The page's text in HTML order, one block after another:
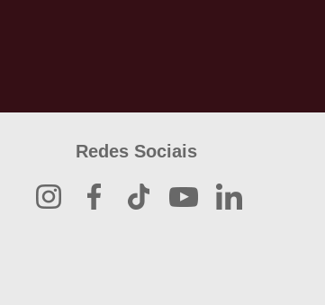
Redes Sociais